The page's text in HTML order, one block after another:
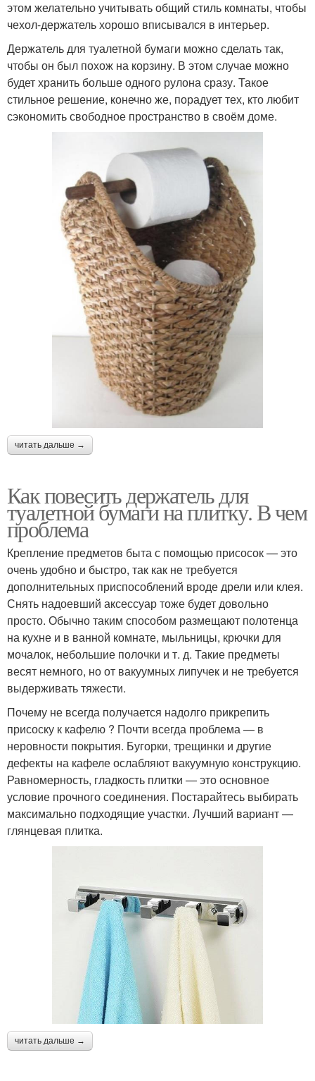
этом желательно учитывать общий стиль комнаты, чтобы
чехол-держатель хорошо вписывался в интерьер.
Держатель для туалетной бумаги можно сделать так,
чтобы он был похож на корзину. В этом случае можно
будет хранить больше одного рулона сразу. Такое
стильное решение, конечно же, порадует тех, кто любит
сэкономить свободное пространство в своём доме.
читать дальше →
Как повесить держатель для
туалетной бумаги на плитку. В чем
проблема
Крепление предметов быта с помощью присосок — это
очень удобно и быстро, так как не требуется
дополнительных приспособлений вроде дрели или клея.
Снять надоевший аксессуар тоже будет довольно
просто. Обычно таким способом размещают полотенца
на кухне и в ванной комнате, мыльницы, крючки для
мочалок, небольшие полочки и т. д. Такие предметы
весят немного, но от вакуумных липучек и не требуется
выдерживать тяжести.
Почему не всегда получается надолго прикрепить
присоску к кафелю ? Почти всегда проблема — в
неровности покрытия. Бугорки, трещинки и другие
дефекты на кафеле ослабляют вакуумную конструкцию.
Равномерность, гладкость плитки — это основное
условие прочного соединения. Постарайтесь выбирать
максимально подходящие участки. Лучший вариант —
глянцевая плитка.
читать дальше →